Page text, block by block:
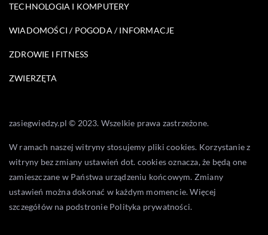
TECHNOLOGIA I KOMPUTERY
WIADOMOŚCI / POGODA / INFORMACJE
ZDROWIE I FITNESS
ZWIERZĘTA
zasiegwiedzy.pl © 2023. Wszelkie prawa zastrzeżone.
W ramach naszej witryny stosujemy pliki cookies. Korzystanie z
witryny bez zmiany ustawień dot. cookies oznacza, że będą one
zamieszczane w Państwa urządzeniu końcowym. Zmiany
ustawień można dokonać w każdym momencie. Więcej
szczegółów na podstronie Polityka prywatności.